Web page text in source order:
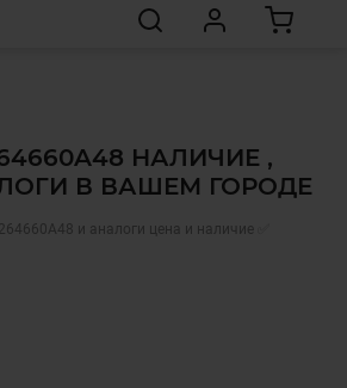
НАЛИЧИЕ ,
В ВАШЕМ ГОРОДЕ
и аналоги цена и наличие ✅